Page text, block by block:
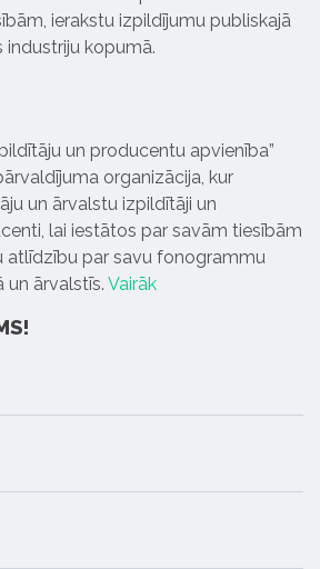
ierakstu izpildījumu publiskajā
industriju kopumā.
un producentu apvienība”
organizācija, kur
un ārvalstu izpildītāji un
lai iestātos par savām tiesībām
atlīdzību par savu fonogrammu
un ārvalstīs. Vairāk